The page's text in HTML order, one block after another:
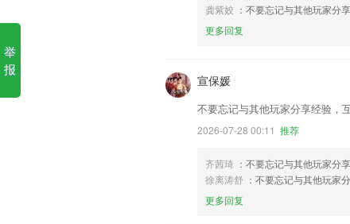
龚紫姣 ：不要忘记与其他玩家分
更多回复
宣保媛
不要忘记与其他玩家分享经验，
2026-07-28 00:11 推荐
齐茜琦 ：不要忘记与其他玩家分
徐离涛舒 ：不要忘记与其他玩家
更多回复
举
报